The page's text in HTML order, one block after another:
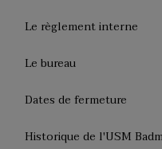
Le règlement interne
Le bureau
Dates de fermeture
Historique de l'USM